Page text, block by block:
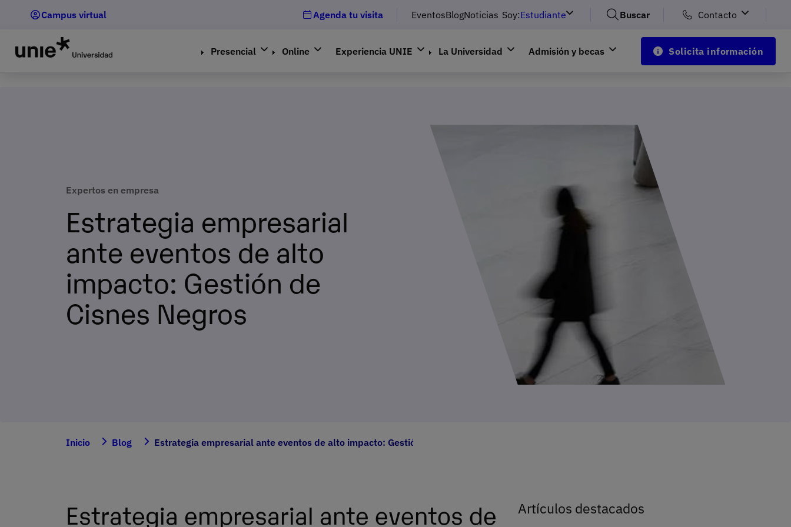
principal
Campus virtual Agenda tu visita EventosBlogNoticias Soy:Estudiante Buscar Contacto
Presencial Online Experiencia UNIE La Universidad Admisión y becas Solicita información
Expertos en empresa
Estrategia empresarial
ante eventos de alto
impacto: Gestión de
Cisnes Negros
Inicio Blog Estrategia empresarial ante eventos de alto impacto: Gestión de Cisnes Negros
Estrategia empresarial ante eventos de
Artículos destacados